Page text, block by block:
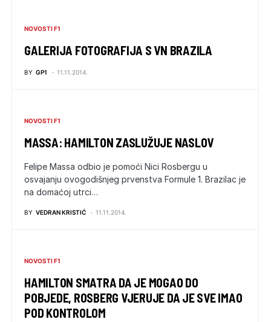
NOVOSTI F1
GALERIJA FOTOGRAFIJA S VN BRAZILA
BY GP1 11.11.2014.
NOVOSTI F1
MASSA: HAMILTON ZASLUŽUJE NASLOV
Felipe Massa odbio je pomoći Nici Rosbergu u
osvajanju ovogodišnjeg prvenstva Formule 1. Brazilac je
na domaćoj utrci…
BY VEDRAN KRISTIĆ 11.11.2014.
NOVOSTI F1
HAMILTON SMATRA DA JE MOGAO DO
POBJEDE, ROSBERG VJERUJE DA JE SVE IMAO
POD KONTROLOM